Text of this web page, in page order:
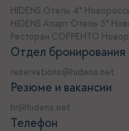
HIDENS Отель 4*
HIDENS Апарт Отель 5*
Ресторан СОРРЕНТО
Отдел бронирования
reservations@hidens.net
Резюме и вакансии
hr@hidens.net
Телефон